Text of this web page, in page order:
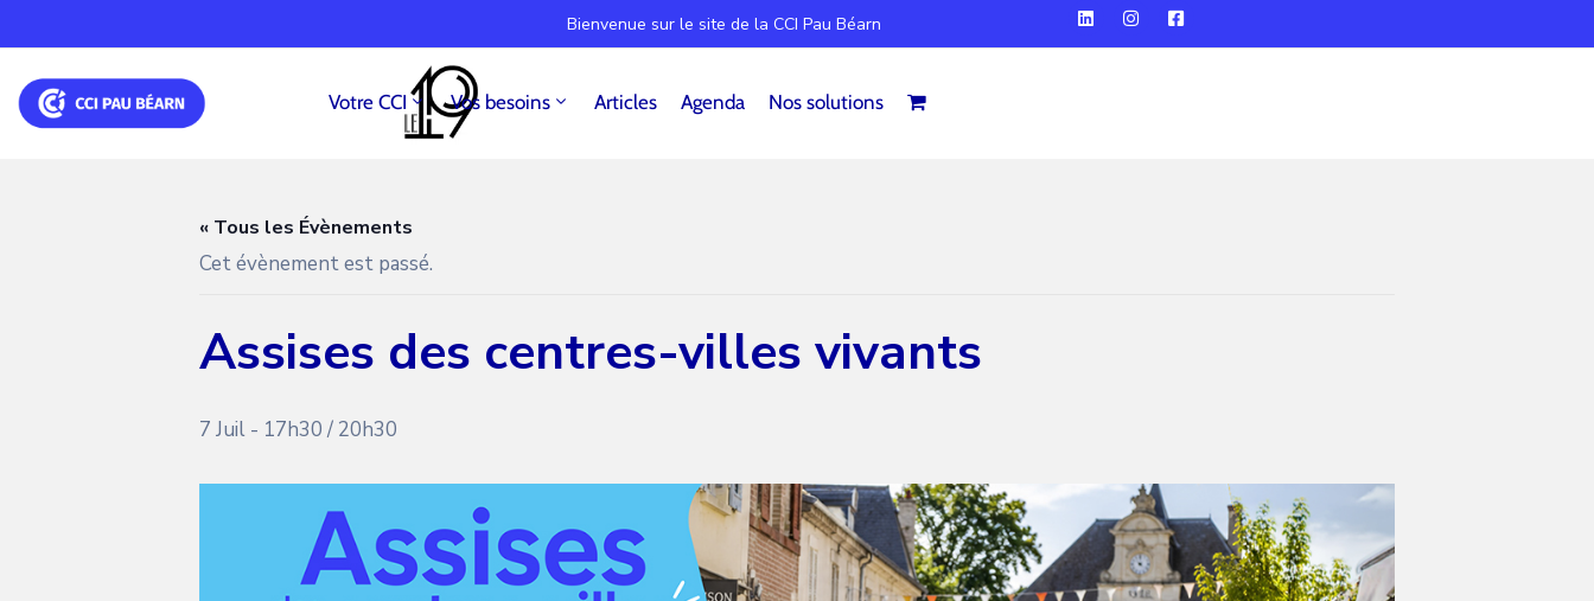
Bienvenue sur le site de la CCI Pau Béarn
Votre CCI Vos besoins Articles Agenda Nos solutions
« Tous les Évènements
Cet évènement est passé.
Assises des centres-villes vivants
7 Juil - 17h30/ 20h30